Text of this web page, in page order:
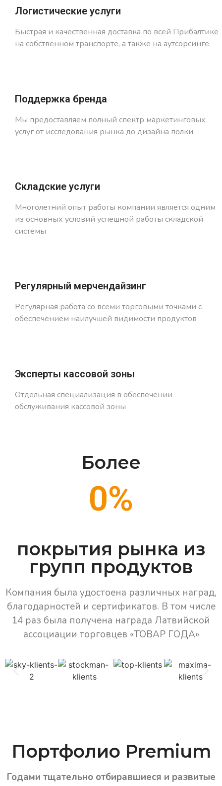
Логистические услуги
Быстрая и качественная доставка по всей Прибалтике
на собственном транспорте, а также на аутсорсинге.
Поддержка бренда
Мы предоставляем полный спектр маркетинговых
услуг oт исследования рынка до дизайна полки.
Складские услуги
Многолетний опыт работы компании является одним
из основных условий успешной работы складской
системы
Регулярный мерчендайзинг
Регулярная работа со всеми торговыми точками с
обеспечением наилучшей видимости продуктов
Эксперты кассовой зоны
Отдельная специализация в обеспечении
обслуживания кассовой зоны
Более
0%
покрытия рынка из
групп продуктов
Компания была удостоена различных наград,
благодарностей и сертификатов. В том числе
14 раз была получена награда Латвийской
ассоциации торговцев «ТОВАР ГОДА»
Портфолио Premium
Годами тщательно отбиравшиеся и развитые